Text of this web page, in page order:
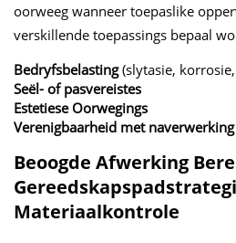
oorweeg wanneer toepaslike
verskillende toepassings bepaal
Bedryfsbelasting(slytasie,
Seël- of pasvereistes
Estetiese Oorwegings
Verenigbaarheid met naverwerking
Beoogde Afwerking
Materiaalkontrole